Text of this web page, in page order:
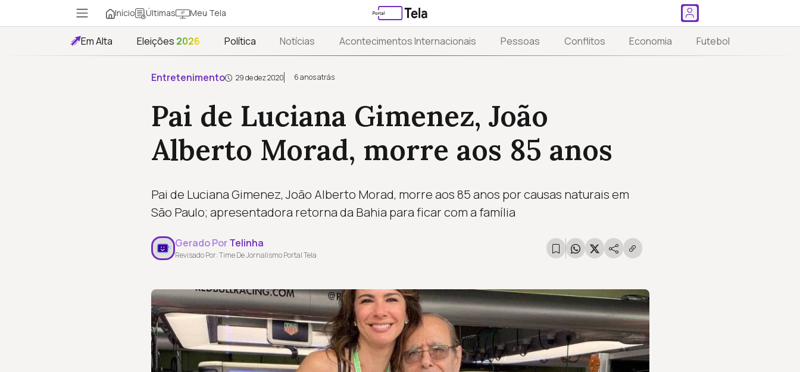
Início Últimas Meu Tela
Em Alta Eleições 2026 Política Notícias Acontecimentos Internacionais Pessoas Conflitos Economia Futebol
Entretenimento 29 de dez 2020 6 anos atrás
Pai de Luciana Gimenez, João
Alberto Morad, morre aos 85 anos
Pai de Luciana Gimenez, João Alberto Morad, morre aos 85 anos por causas naturais em
São Paulo; apresentadora retorna da Bahia para ficar com a família
Gerado PorTelinha
Revisado Por: Time De Jornalismo Portal Tela